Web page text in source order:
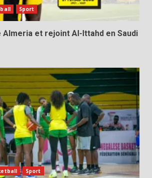
Sport
Almeria et rejoint Al-Ittahd en Saudi
Sport